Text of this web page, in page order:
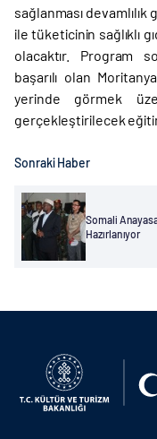
sağlanması
ile tüketicinin sağlıklı
olacaktır. Program
başarılı olan
yerinde görmek
gerçekleştirilecek
Sonraki Haber
Somali
Hazırlanıyor